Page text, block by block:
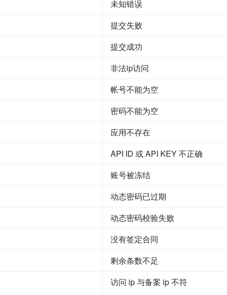
未知错误
提交失败
提交成功
非法ip访问
帐号不能为空
密码不能为空
应用不存在
API ID 或 API KEY 不正确
账号被冻结
动态密码已过期
动态密码校验失败
没有签定合同
剩余条数不足
访问 ip 与备案 ip 不符